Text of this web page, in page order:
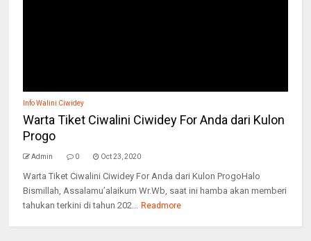
Info Walini Ciwidey
Warta Tiket Ciwalini Ciwidey For Anda dari Kulon
Progo
Admin 0 Oct 23, 2020
Warta Tiket Ciwalini Ciwidey For Anda dari Kulon ProgoHalo
Bismillah, Assalamu’alaikum Wr.Wb, saat ini hamba akan memberi
tahukan terkini di tahun 202... Readmore